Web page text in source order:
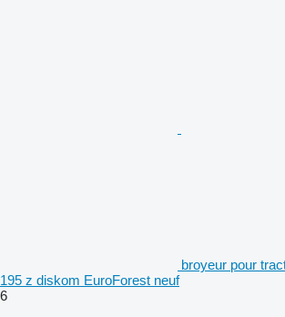
broyeur pour
195 z diskom EuroForest neuf
6